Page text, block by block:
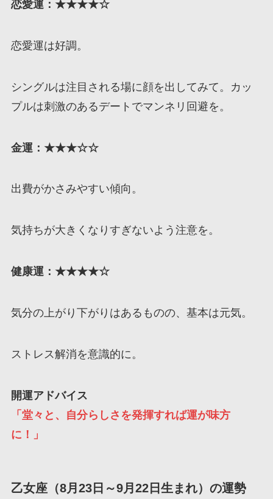
恋愛運：★★★★☆
恋愛運は好調。
シングルは注目される場に顔を出してみて。カッ
プルは刺激のあるデートでマンネリ回避を。
金運：★★★☆☆
出費がかさみやすい傾向。
気持ちが大きくなりすぎないよう注意を。
健康運：★★★★☆
気分の上がり下がりはあるものの、基本は元気。
ストレス解消を意識的に。
開運アドバイス
「堂々と、自分らしさを発揮すれば運が味方
に！」
乙女座（8月23日～9月22日生まれ）の運勢